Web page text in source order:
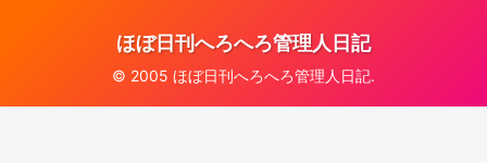
ほぼ日刊へろへろ管理人日記
© 2005 ほぼ日刊へろへろ管理人日記.